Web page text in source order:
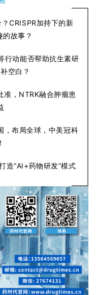
CRISPR加持下的新
的故事？
行动能否帮助抗生素研
空白？
，NTRK融合肿瘤患
布局全球，中美冠科
造“AI+药物研发”模式